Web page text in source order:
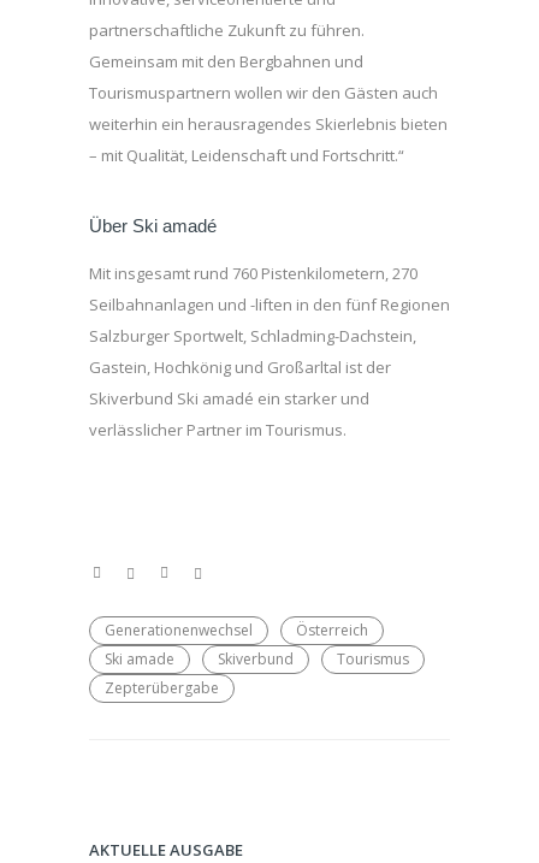
partnerschaftliche Zukunft zu führen.
Gemeinsam mit den Bergbahnen und
Tourismuspartnern wollen wir den Gästen auch
weiterhin ein herausragendes Skierlebnis bieten
– mit Qualität, Leidenschaft und Fortschritt.“
Über Ski amadé
Mit insgesamt rund 760 Pistenkilometern, 270
Seilbahnanlagen und -liften in den fünf Regionen
Salzburger Sportwelt, Schladming-Dachstein,
Gastein, Hochkönig und Großarltal ist der
Skiverbund Ski amadé ein starker und
verlässlicher Partner im Tourismus.
Generationenwechsel
Österreich
Ski amade
Skiverbund
Tourismus
Zepterübergabe
AKTUELLE AUSGABE